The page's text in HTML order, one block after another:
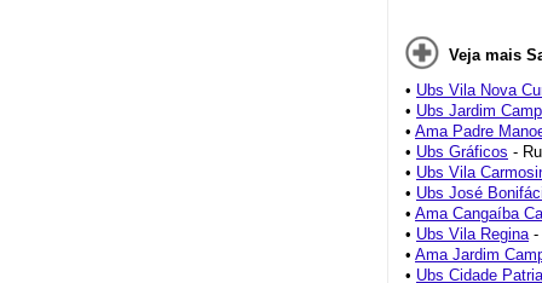
Veja mais
• Ubs Vila Nova
• Ubs Jardim
• Ama Padre
• Ubs Gráficos -
• Ubs Vila
• Ubs José
• Ama Cangaíba
• Ubs Vila Regina-
• Ama Jardim
• Ubs Cidade